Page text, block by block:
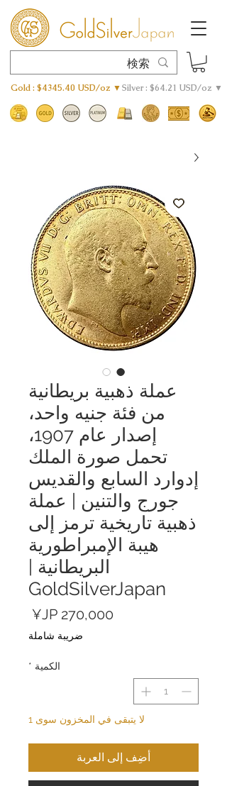
Gold : $4345.40 USD/oz ▼Silver : $64.21 USD/oz ▼
عملة ذهبية بريطانية
من فئة جنيه واحد،
إصدار عام 1907،
تحمل صورة الملك
إدوارد السابع والقديس
جورج والتنين | عملة
ذهبية تاريخية ترمز إلى
هيبة الإمبراطورية
البريطانية |
GoldSilverJapan
ضريبة شاملة
الكمية *
لا يتبقى في المخزون سوى 1
أضِف إلى العربة